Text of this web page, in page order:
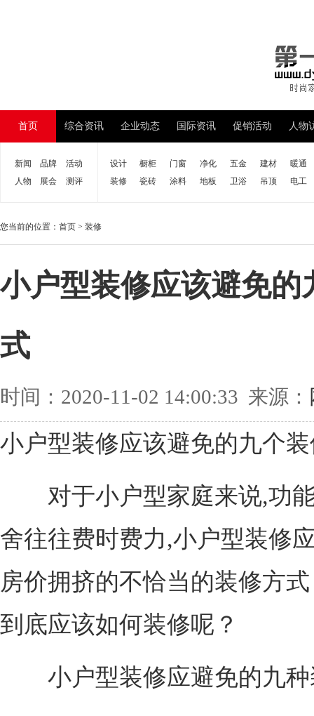
首页 综合资讯 企业动态 国际资讯 促销活动 人物
新闻 品牌
活动
人物
展会 测评
设计 橱柜 门窗 净化 五金 建材
暖通
装修
瓷砖 涂料 地板 卫浴 吊顶 电工
您当前的位置： 首页 > 装修
小户型装修应该避免的
式
时间：2020-11-02 14:00:33 来源：
小户型装修应该避免的九个
对于小户型家庭来说,功能
舍往往费时费力,小户型装修
房价拥挤的不恰当的装修方
到底应该如何装修呢？
小户型装修应避免的九种